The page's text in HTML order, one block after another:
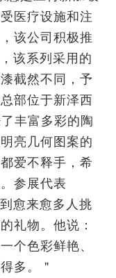
医疗设施和注
该公司积极推
该系列采用的
截然不同，予
部位于新泽西
丰富多彩的陶
亮几何图案的
爱不释手，希
参展代表
愈来愈多人挑
礼物。他说：
个色彩鲜艳、
多。＂